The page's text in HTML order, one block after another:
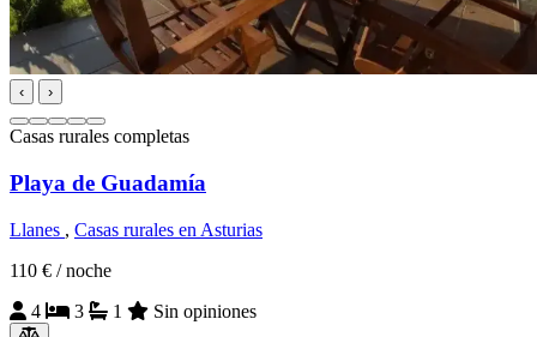
‹ ›
Casas rurales completas
Playa de Guadamía
Llanes , Casas rurales en Asturias
110 € / noche
4
3 1 Sin opiniones